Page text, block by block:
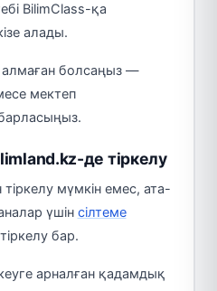
BilimClass-қа
алады.
алмаған болсаңыз —
мектеп
де тіркелу
тіркелу мүмкін емес, ата-
үшін сілтеме
бар.
арналған қадамдық